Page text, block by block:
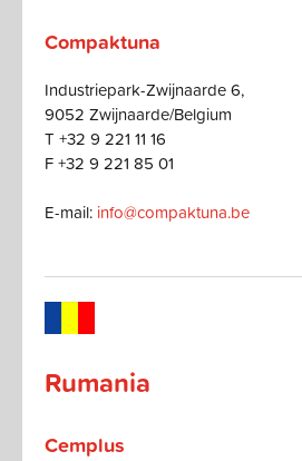
Compaktuna
Industriepark-Zwijnaarde 6,
9052 Zwijnaarde/Belgium
T +32 9 221 11 16
F +32 9 221 85 01
E-mail: info@compaktuna.be
Rumania
Cemplus